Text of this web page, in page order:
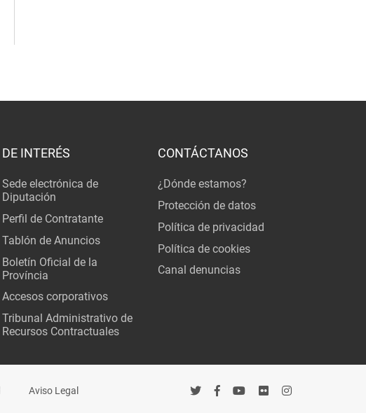
DE INTERÉS
Sede electrónica de
Diputación
Perfil de Contratante
Tablón de Anuncios
Boletín Oficial de la
Província
Accesos corporativos
Tribunal Administrativo de
Recursos Contractuales
CONTÁCTANOS
¿Dónde estamos?
Protección de datos
Política de privacidad
Política de cookies
Canal denuncias
Aviso Legal